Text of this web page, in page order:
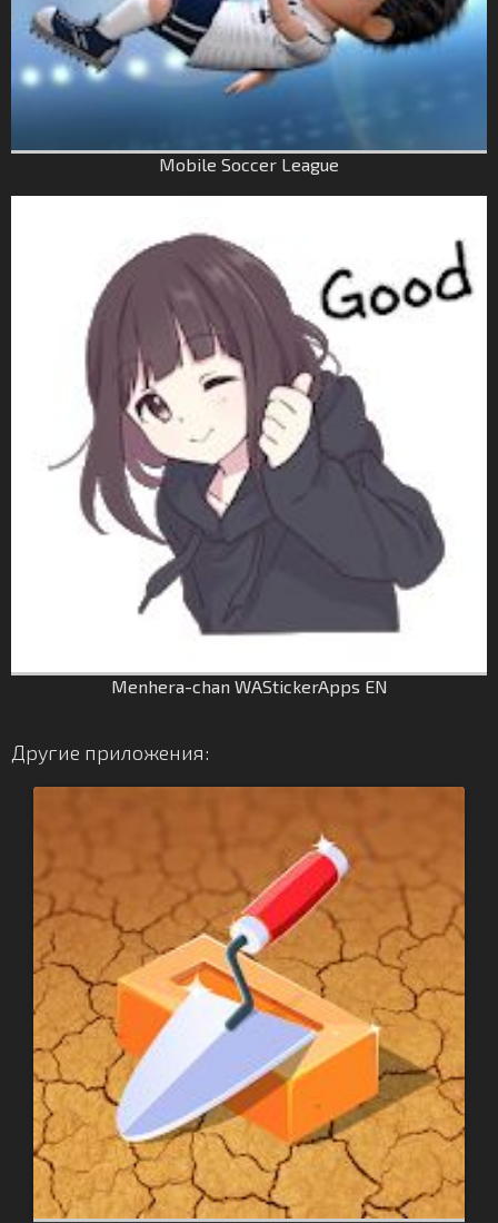
Mobile Soccer League
Menhera-chan WAStickerApps EN
Другие приложения: